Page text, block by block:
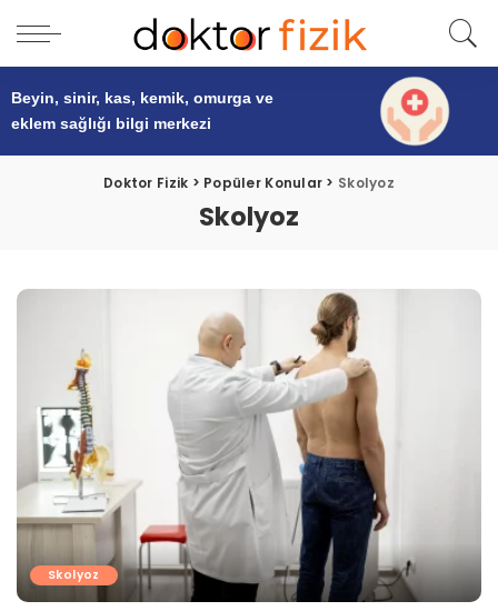
Beyin, sinir, kas, kemik, omurga ve
eklem sağlığı bilgi merkezi
Doktor Fizik > Popüler Konular > Skolyoz
Skolyoz
Skolyoz